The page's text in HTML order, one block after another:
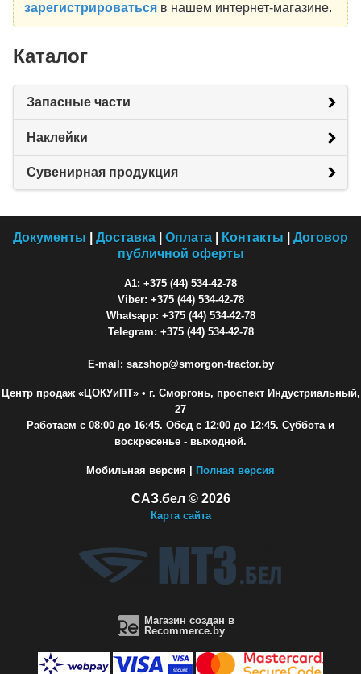
зарегистрироватьсяв нашем интернет-магазине.
Каталог
Запасные части
Наклейки
Сувенирная продукция
Документы Доставка Оплата Контакты
Договор
публичной оферты
A1: +375 (44) 534-42-78
Viber: +375 (44) 534-42-78
Whatsapp: +375 (44) 534-42-78
Telegram: +375 (44) 534-42-78
E-mail: sazshop@smorgon-tractor.by
Центр продаж «ЦОКУиПТ»• г. Сморгонь, проспект Индустриальный,
27
Работаем с 08:00 до 16:45. Обед с 12:00 до 12:45. Суббота и
воскресенье - выходной.
Мобильная версия | Полная версия
САЗ.бел © 2026
Карта сайта
Магазин создан в
Recommerce.by